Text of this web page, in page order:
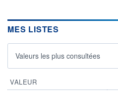
MES LISTES
Valeurs les plus consultées
VALEUR